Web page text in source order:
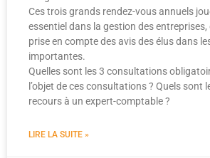
Ces trois grands rendez-vous annuels
essentiel dans la gestion des
prise en compte des avis des élus dans
importantes.
Quelles sont les 3 consultations
l’objet de ces consultations ? Quels sont
recours à un expert-comptable ?
LIRE LA SUITE »